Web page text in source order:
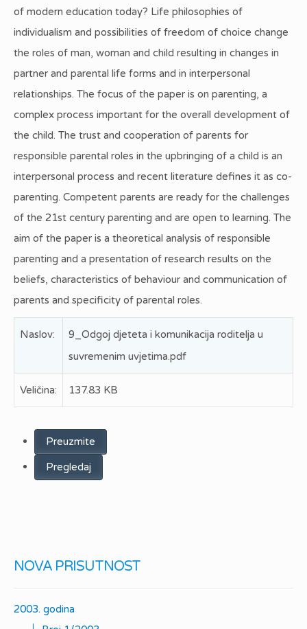
of modern education today? Life philosophies of
individualism and possibilities of freedom of choice change
the roles of man, woman and child resulting in changes in
partner and parental life forms and in interpersonal
relationships. The focus of the paper is on parenting, a
complex process important for the overall development of
the child. The trust and cooperation of parents for
responsible parental roles in the upbringing of a child is an
interpersonal process and recent literature defines it as co-
parenting. Competent parents are ready for the challenges
of the 21st century parenting and are open to learning. The
aim of the paper is a theoretical analysis of responsible
parenting and a presentation of research results on the
beliefs, characteristics of behaviour and communication of
parents and specificity of parental roles.
Naslov:
9_Odgoj djeteta i komunikacija roditelja u
suvremenim uvjetima.pdf
Veličina: 137.83 KB
Preuzmite
Pregledaj
NOVA PRISUTNOST
2003. godina
|_